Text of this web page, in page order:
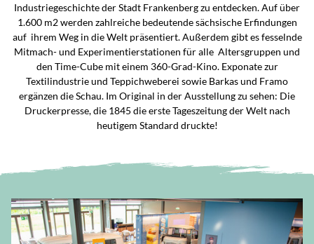
Industriegeschichte der Stadt Frankenberg zu entdecken. Auf über
1.600 m2 werden zahlreiche bedeutende sächsische Erfindungen
auf ihrem Weg in die Welt präsentiert. Außerdem gibt es fesselnde
Mitmach- und Experimentierstationen für alle Altersgruppen und
den Time-Cube mit einem 360-Grad-Kino. Exponate zur
Textilindustrie und Teppichweberei sowie Barkas und Framo
ergänzen die Schau. Im Original in der Ausstellung zu sehen: Die
Druckerpresse, die 1845 die erste Tageszeitung der Welt nach
heutigem Standard druckte!